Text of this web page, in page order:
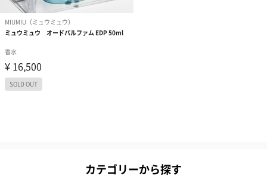
カテゴリーから探す